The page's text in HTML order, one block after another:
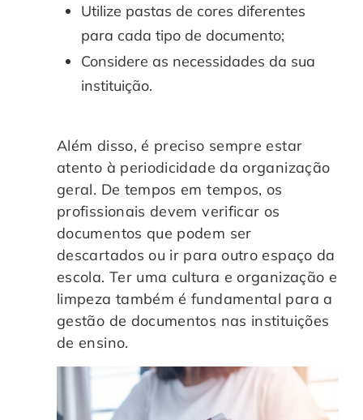
Utilize pastas de cores diferentes
para cada tipo de documento;
Considere as necessidades da sua
instituição.
Além disso, é preciso sempre estar
atento à periodicidade da organização
geral. De tempos em tempos, os
profissionais devem verificar os
documentos que podem ser
descartados ou ir para outro espaço da
escola. Ter uma cultura e organização e
limpeza também é fundamental para a
gestão de documentos nas instituições
de ensino.